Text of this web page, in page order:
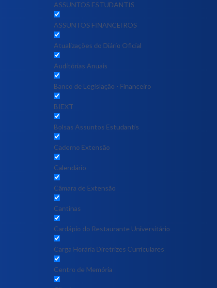
ASSUNTOS ESTUDANTIS
ASSUNTOS FINANCEIROS
Atualizações do Diário Oficial
Auditórias Anuais
Banco de Legislação - Financeiro
BIEXT
Bolsas Assuntos Estudantis
Caderno Extensão
Calendário
Câmara de Extensão
Cantinas
Cardápio do Restaurante Universitário
Carga Horária Diretrizes Curriculares
Centro de Memória